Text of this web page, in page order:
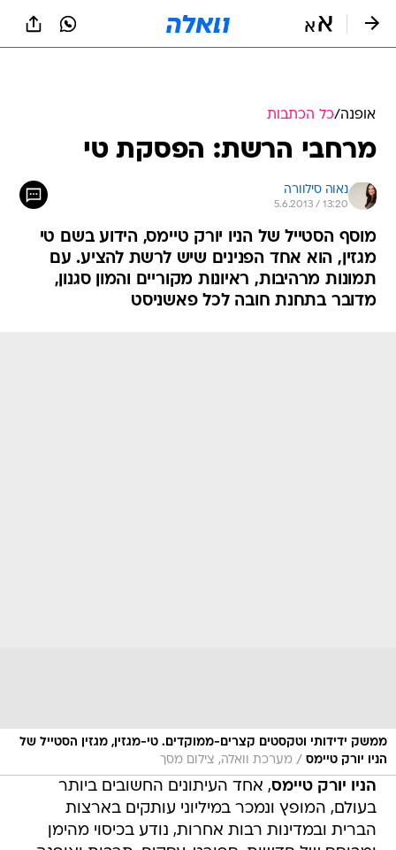
אופנה/כל הכתבות
מרחבי הרשת: הפסקת טי
נאוה סילוורה
5.6.2013 / 13:20
מוסף הסטייל של הניו יורק טיימס, הידוע בשם טי
מגזין, הוא אחד הפנינים שיש לרשת להציע. עם
תמונות מרהיבות, ראיונות מקוריים והמון סגנון,
מדובר בתחנת חובה לכל פאשניסט
ממשק ידידותי וטקסטים קצרים-ממוקדים. טי-מגזין, מגזין הסטייל של
הניו יורק טיימס / מערכת וואלה, צילום מסך
הניו יורק טיימס, אחד העיתונים החשובים ביותר
בעולם, המופץ ונמכר במיליוני עותקים בארצות
הברית ובמדינות רבות אחרות, נודע בכיסוי מהימן